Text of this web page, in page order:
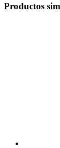
Productos